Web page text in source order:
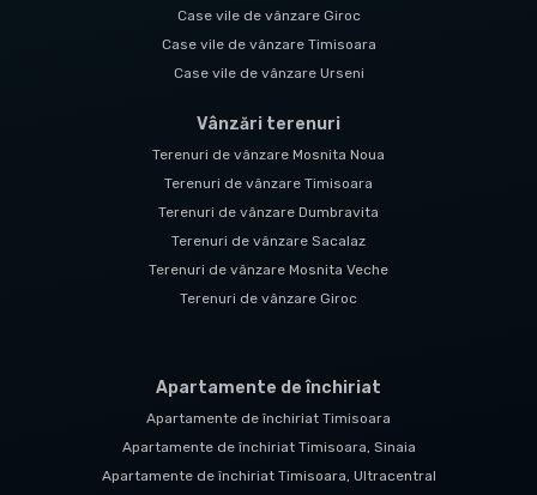
Case vile de vânzare Giroc
Case vile de vânzare Timisoara
Case vile de vânzare Urseni
Vânzări terenuri
Terenuri de vânzare Mosnita Noua
Terenuri de vânzare Timisoara
Terenuri de vânzare Dumbravita
Terenuri de vânzare Sacalaz
Terenuri de vânzare Mosnita Veche
Terenuri de vânzare Giroc
Apartamente de închiriat
Apartamente de închiriat Timisoara
Apartamente de închiriat Timisoara, Sinaia
Apartamente de închiriat Timisoara, Ultracentral